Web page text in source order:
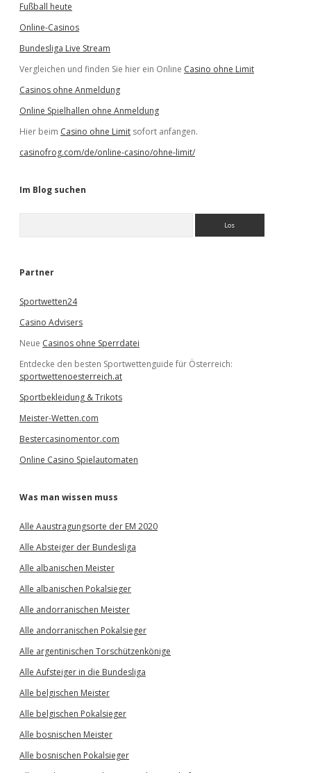
Fußball heute
Online-Casinos
Bundesliga Live Stream
Vergleichen und finden Sie hier ein Online Casino ohne Limit
Casinos ohne Anmeldung
Online Spielhallen ohne Anmeldung
Hier beim Casino ohne Limit sofort anfangen.
casinofrog.com/de/online-casino/ohne-limit/
Im Blog suchen
e
Partner
Sportwetten24
Casino Advisers
Neue Casinos ohne Sperrdatei
Entdecke den besten Sportwettenguide für Österreich:
sportwettenoesterreich.at
Sportbekleidung & Trikots
Meister-Wetten.com
Bestercasinomentor.com
Online Casino Spielautomaten
Was man wissen muss
Alle Aaustragungsorte der EM 2020
Alle Absteiger der Bundesliga
Alle albanischen Meister
Alle albanischen Pokalsieger
Alle andorranischen Meister
Alle andorranischen Pokalsieger
Alle argentinischen Torschützenkönige
Alle Aufsteiger in die Bundesliga
Alle belgischen Meister
Alle belgischen Pokalsieger
Alle bosnischen Meister
Alle bosnischen Pokalsieger